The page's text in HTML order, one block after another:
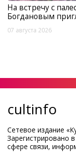
На встречу с
Богдановым
07 августа 2026
cultinfo
Сетевое издание
Зарегистрировано
сфере связи,